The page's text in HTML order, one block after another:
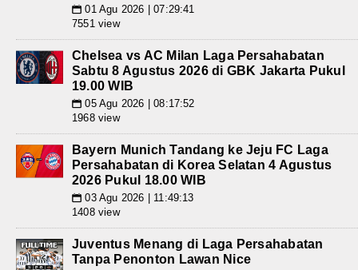
📅 01 Agu 2026 | 07:29:41
7551 view
Chelsea vs AC Milan Laga Persahabatan
Sabtu 8 Agustus 2026 di GBK Jakarta Pukul
19.00 WIB
📅 05 Agu 2026 | 08:17:52
1968 view
Bayern Munich Tandang ke Jeju FC Laga
Persahabatan di Korea Selatan 4 Agustus
2026 Pukul 18.00 WIB
📅 03 Agu 2026 | 11:49:13
1408 view
Juventus Menang di Laga Persahabatan
Tanpa Penonton Lawan Nice